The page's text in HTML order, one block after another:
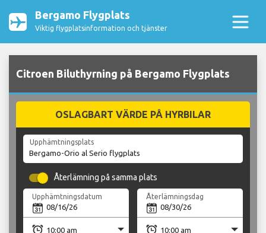
Bergamo Flygplats
Viktig flygplatsinformation och tjänster
Citroen Biluthyrning på Bergamo Flygplats
OSLAGBART VÄRDE PÅ HYRBILAR
Upphämtningsplats
Återlämning på samma plats
Upphämtningsdatum Återlämningsdag